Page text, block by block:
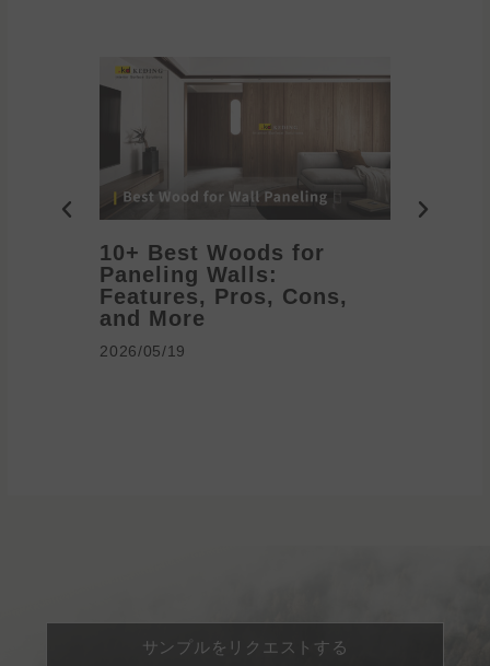
10+ Best Woods for
Paneling Walls:
Features, Pros, Cons,
and More
2026/05/19
サンプルをリクエストする